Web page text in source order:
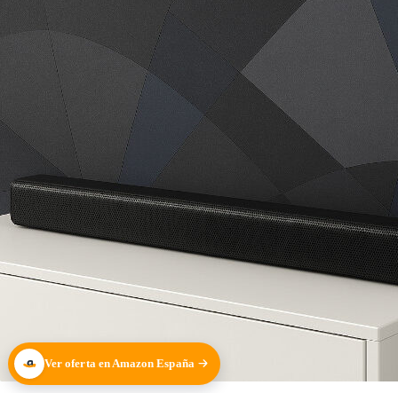
Ver oferta en Amazon España